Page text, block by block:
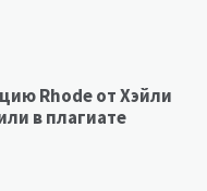
Rhode от Хэйли
в плагиате